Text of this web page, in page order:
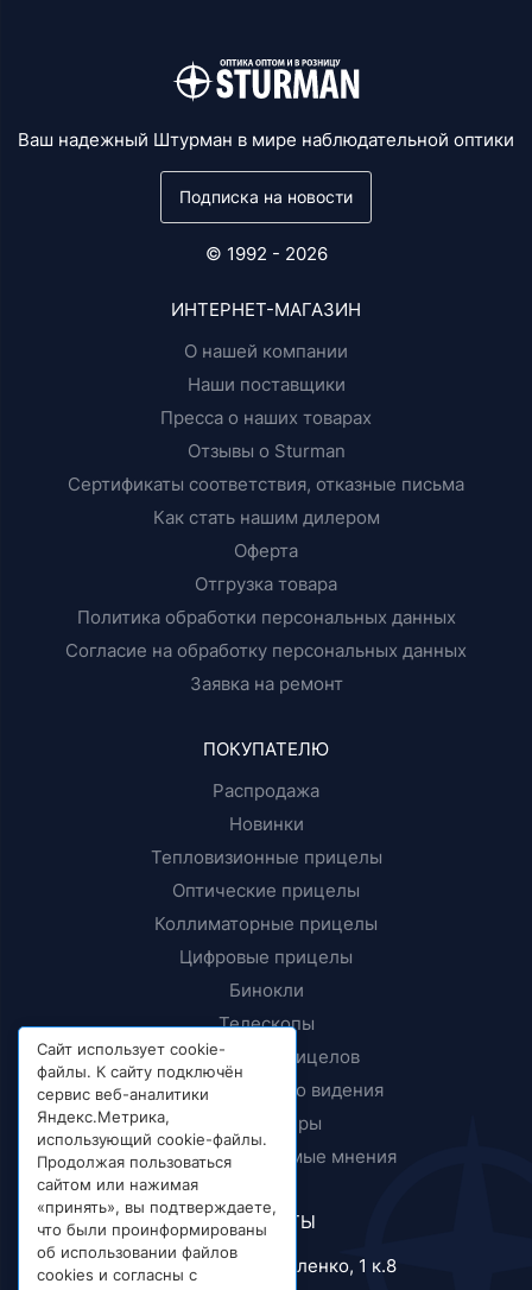
Ваш надежный Штурман в мире наблюдательной оптики
Подписка на новости
© 1992 - 2026
ИНТЕРНЕТ-МАГАЗИН
О нашей компании
Наши поставщики
Пресса о наших товарах
Отзывы о Sturman
Сертификаты соответствия, отказные письма
Как стать нашим дилером
Оферта
Отгрузка товара
Политика обработки персональных данных
Согласие на обработку персональных данных
Заявка на ремонт
ПОКУПАТЕЛЮ
Распродажа
Новинки
Тепловизионные прицелы
Оптические прицелы
Коллиматорные прицелы
Цифровые прицелы
Бинокли
Телескопы
Крепления прицелов
Приборы ночного видения
Дальномеры
Тесты и независимые мнения
КОНТАКТЫ
г. Москва, ул. Короленко, 1 к.8
Сайт использует cookie-
файлы. К сайту подключён
сервис веб-аналитики
Яндекс.Метрика,
использующий cookie-файлы.
Продолжая пользоваться
сайтом или нажимая
«принять», вы подтверждаете,
что были проинформированы
об использовании файлов
cookies и согласны с